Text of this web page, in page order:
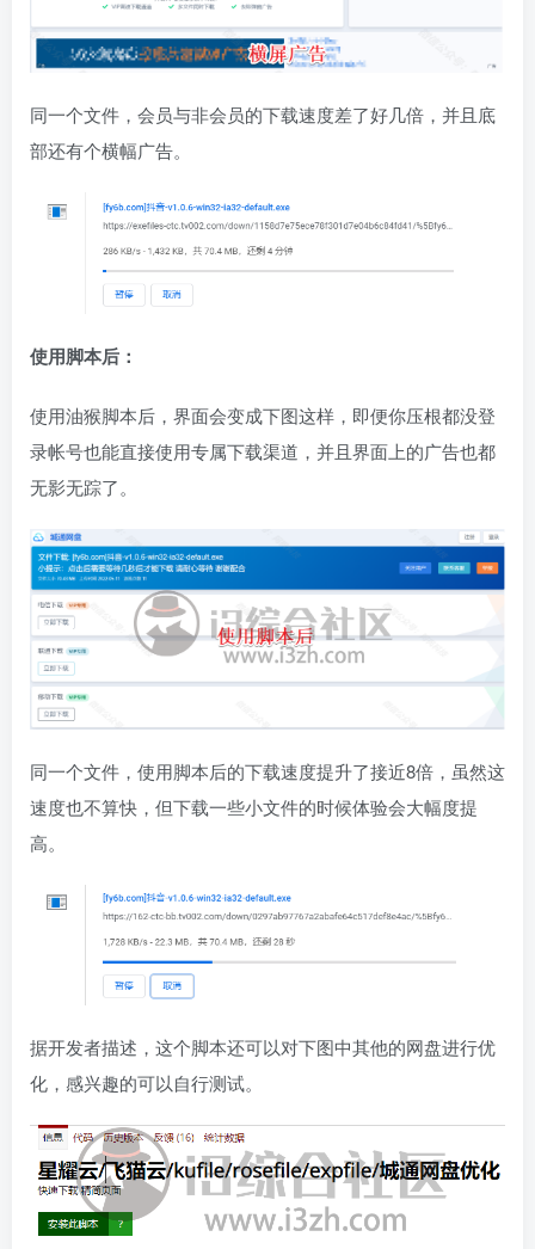
同一个文件，会员与非会员的下载速度差了好几倍，并且底
部还有个横幅广告。
使用脚本后：
使用油猴脚本后，界面会变成下图这样，即便你压根都没登
录帐号也能直接使用专属下载渠道，并且界面上的广告也都
无影无踪了。
同一个文件，使用脚本后的下载速度提升了接近8倍，虽然这
速度也不算快，但下载一些小文件的时候体验会大幅度提
高。
据开发者描述，这个脚本还可以对下图中其他的网盘进行优
化，感兴趣的可以自行测试。